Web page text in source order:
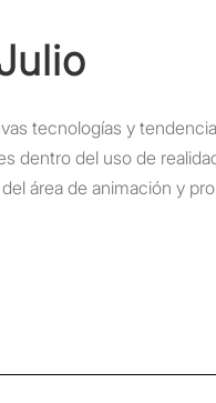
tecnologías y
dentro del uso de
área de animación y